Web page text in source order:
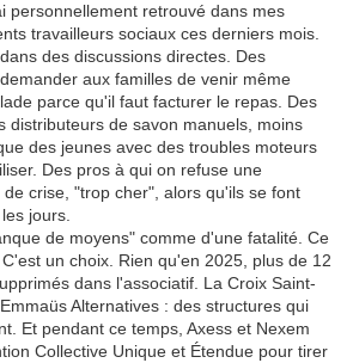
personnellement retrouvé dans mes
travailleurs sociaux ces derniers mois.
des discussions directes. Des
aux familles de venir même
parce qu'il faut facturer le repas. Des
distributeurs de savon manuels, moins
des jeunes avec des troubles moteurs
Des pros à qui on refuse une
crise, "trop cher", alors qu'ils se font
jours.
de moyens" comme d'une fatalité. Ce
un choix. Rien qu'en 2025, plus de 12
dans l'associatif. La Croix Saint-
Alternatives : des structures qui
Et pendant ce temps, Axess et Nexem
Collective Unique et Étendue pour tirer